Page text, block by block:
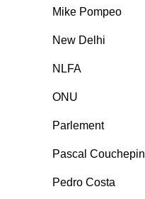
Mike Pompeo
New Delhi
NLFA
ONU
Parlement
Pascal Couchepin
Pedro Costa